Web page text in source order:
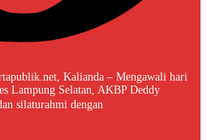
Kalianda – Mengawali hari
Lampung Selatan, AKBP Deddy
silaturahmi dengan